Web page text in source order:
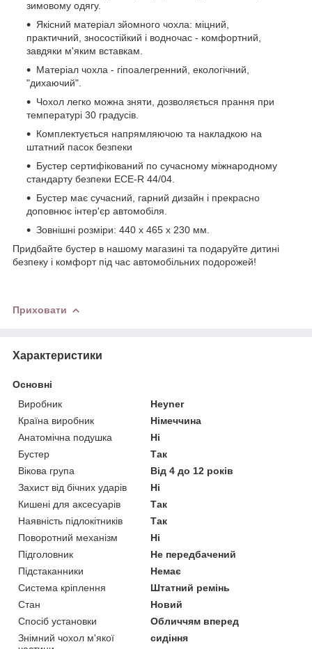
зимовому одягу.
Якісний матеріал зйомного чохла: міцний,
практичний, зносостійкий і водночас - комфортний,
завдяки м'яким вставкам.
Матеріал чохла - гіпоалегренний, екологічний,
"дихаючий".
Чохол легко можна зняти, дозволяється прання при
температурі 30 градусів.
Комплектується напрямляючою та накладкою на
штатний пасок безпеки
Бустер сертифікований по сучасному міжнародному
стандарту безпеки ECE-R 44/04.
Бустер має сучасний, гарний дизайн і прекрасно
доповнює інтер'єр автомобіля.
Зовнішні розміри: 440 x 465 x 230 мм.
Придбайте бустер в нашому магазині та подаруйте дитині
безпеку і комфорт під час автомобільних подорожей!
Приховати
Характеристики
Основні
Виробник
Heyner
Країна виробник
Німеччина
Анатомічна подушка
Ні
Бустер
Так
Вікова група
Від 4 до 12 років
Захист від бічних ударів
Ні
Кишені для аксесуарів
Так
Наявність підлокітників
Так
Поворотний механізм
Ні
Підголовник
Не передбачений
Підстаканники
Немає
Система кріплення
Штатний ремінь
Стан
Новий
Спосіб установки
Обличчям вперед
Знімний чохол м'якої
сидіння